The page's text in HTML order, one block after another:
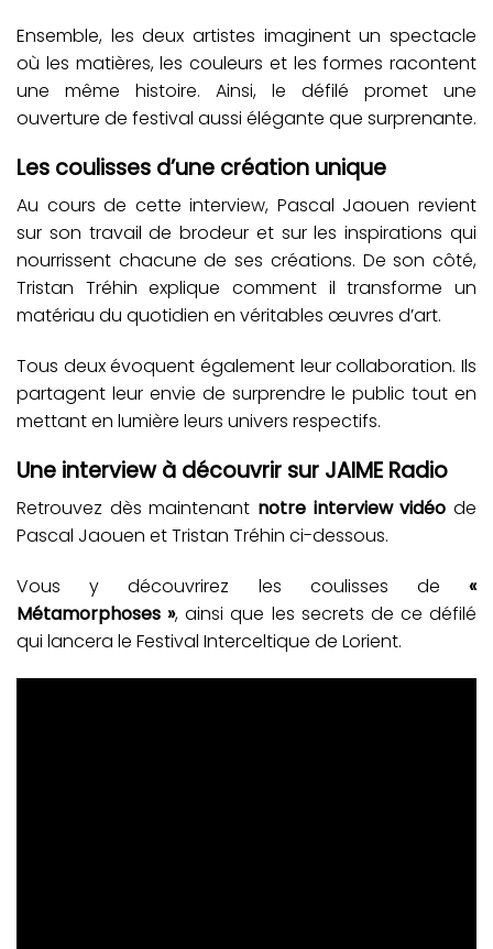
Ensemble, les deux artistes imaginent un spectacle
où les matières, les couleurs et les formes racontent
une même histoire. Ainsi, le défilé promet une
ouverture de festival aussi élégante que surprenante.
Les coulisses d’une création unique
Au cours de cette interview, Pascal Jaouen revient
sur son travail de brodeur et sur les inspirations qui
nourrissent chacune de ses créations. De son côté,
Tristan Tréhin explique comment il transforme un
matériau du quotidien en véritables œuvres d’art.
Tous deux évoquent également leur collaboration. Ils
partagent leur envie de surprendre le public tout en
mettant en lumière leurs univers respectifs.
Une interview à découvrir sur JAIME Radio
Retrouvez dès maintenant notre interview vidéo de
Pascal Jaouen et Tristan Tréhin ci-dessous.
Vous y découvrirez les coulisses de «
Métamorphoses », ainsi que les secrets de ce défilé
qui lancera le Festival Interceltique de Lorient.